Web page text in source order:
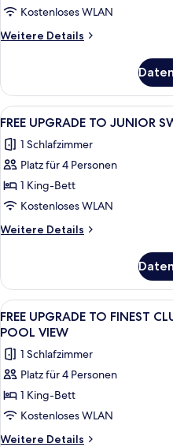
TWO-
STORY
SUITE
WITH
PLUNGE
POOL
OCEAN
VIEW
anzeigen
Kostenloses WLAN
Weitere Details
Weitere
UPGRADE
TO
EXCELLENCE
TWO-
STORY
TERRACE
SUITE
PLUNGE
Alle
Fotos
für
FREE
UPGRADE
TO
JUNIOR
SWIM-
SUITE
anzeigen
6
FREE UPGRADE TO JUNIOR
1 Schlafzimmer
Platz für 4 Personen
1 King-Bett
Kostenloses WLAN
Weitere Details
Weitere
UPGRADE
TO
JUNIOR
SWIM-
SUITE
Alle
Fotos
für
FREE
UPGRADE
TO
FINEST
CLUB
8
FREE UPGRADE TO FINEST
POOL VIEW
1 Schlafzimmer
Platz für 4 Personen
1 King-Bett
Kostenloses WLAN
Weitere Details
Weitere